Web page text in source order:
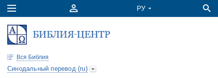
Вся Библия
Синодальный перевод (ru)